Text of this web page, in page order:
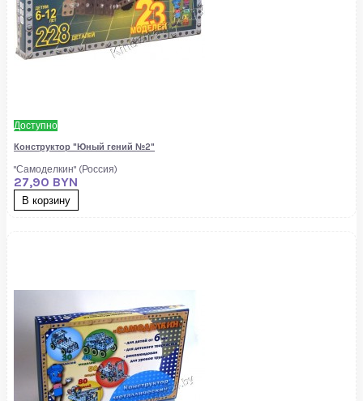
Доступно
Конструктор "Юный гений №2"
"Самоделкин" (Россия)
27,90 BYN
В корзину